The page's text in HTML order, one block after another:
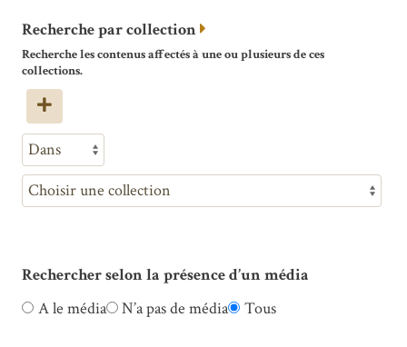
Recherche par collection
Recherche les contenus affectés à une ou plusieurs de ces
collections.
Rechercher selon la présence d’un média
A le média
N’a pas de média Tous